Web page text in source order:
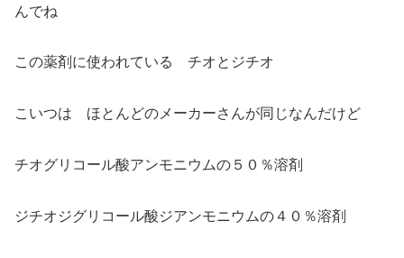
んでね
この薬剤に使われている チオとジチオ
こいつは ほとんどのメーカーさんが同じなんだけど
チオグリコール酸アンモニウムの５０％溶剤
ジチオジグリコール酸ジアンモニウムの４０％溶剤